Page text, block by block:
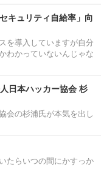
キュリティ自給率」向
を導入していますが自分
わかっていないんじゃな
日本ハッカー協会 杉
会の杉浦氏が本気を出し
たらいつの間にかすっか